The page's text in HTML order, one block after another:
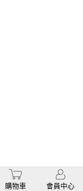
購物車 會員中心